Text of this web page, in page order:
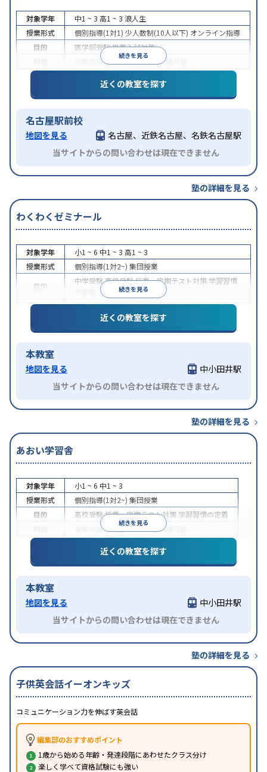
続きを見る
対象学年 中1 ~ 3 高1 ~ 3 浪人生
授業形式
個別指導(1対1) 少人数制(10人以下) オンライン指導
目的
医学部受験推薦入試対策
授業の振替可能1科目から受講可能
近くの教室を探す
名古屋駅前校
地図を見る
名古屋、近鉄名古屋、名鉄名古屋駅
当サイトからの問い合わせは現在できません
塾の詳細を見る
わくわくゼミナール
続きを見る
対象学年 小1 ~ 6 中1 ~ 3 高1 ~ 3
授業形式
個別指導(1対2~) 集団授業
目的
中学受験高校受験授業・定期テスト対策 学習習慣
特徴
授業の振替可能1科目から受講可能
近くの教室を探す
本教室
地図を見る
中小田井駅
当サイトからの問い合わせは現在できません
塾の詳細を見る
あおい学習舎
続きを見る
対象学年 小1 ~ 6 中1 ~ 3
授業形式
個別指導(1対2~) 集団授業
目的
高校受験授業・定期テスト対策 学習習慣の定着
授業の振替可能1科目から受講可能
近くの教室を探す
本教室
地図を見る
中小田井駅
当サイトからの問い合わせは現在できません
塾の詳細を見る
子供英会話イーオンキッズ
コミュニケーション力を伸ばす英会話
編集部のおすすめポイント
1歳から始める年齢・発達段階にあわせたクラス分け
楽しく学べて資格試験にも強い